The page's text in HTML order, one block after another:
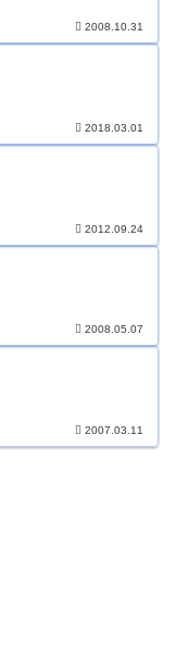
2008.10.31
2018.03.01
2012.09.24
2008.05.07
2007.03.11